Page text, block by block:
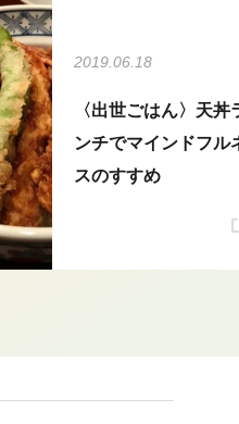
2019.06.18
〈出世ごはん〉天丼
ンチでマインドフル
スのすすめ